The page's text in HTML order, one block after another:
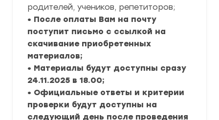
родителей, учеников, репетиторов;
• После оплаты Вам на почту
поступит письмо с ссылкой на
скачивание приобретенных
материалов;
• Материалы будут доступны сразу
24.11.2025 в 18.00;
• Официальные ответы и критерии
проверки будут доступны на
следующий день после проведения